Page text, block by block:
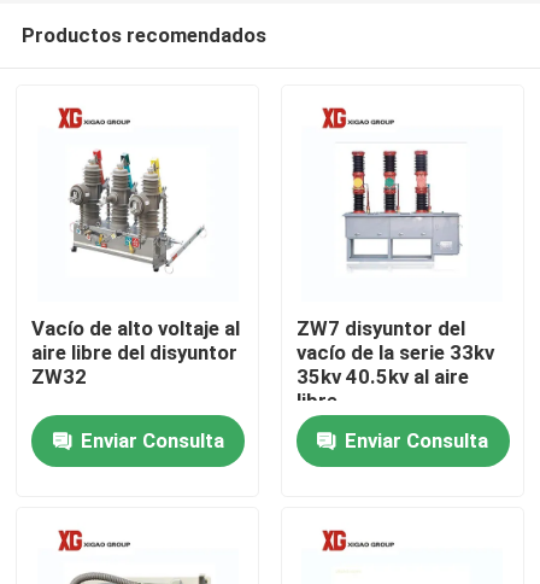
Productos
Sobre nosotros
Productos recomendados
Vacío de alto voltaje al
aire libre del disyuntor
ZW32
Enviar Consulta
ZW7 disyuntor del
vacío de la serie 33kv
35kv 40.5kv al aire
libre
Enviar Consulta